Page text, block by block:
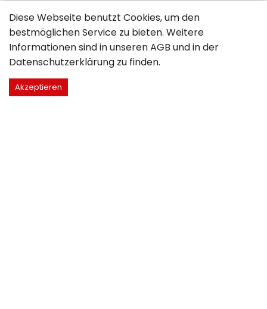
Diese Webseite benutzt Cookies, um den
bestmöglichen Service zu bieten. Weitere
Informationen sind in unserenAGB und in der
Datenschutzerklärung zu finden.
Akzeptieren